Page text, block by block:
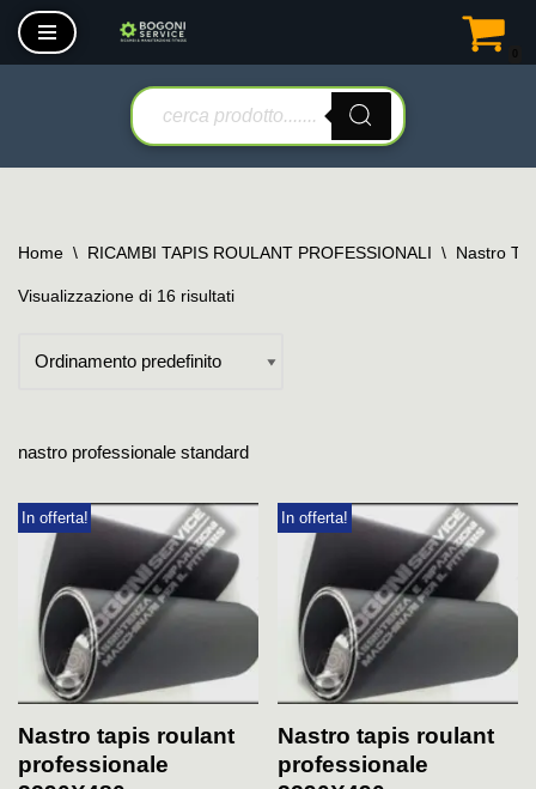
Vai
Home \ RICAMBI TAPIS ROULANT PROFESSIONALI \ Nastro
Visualizzazione di 16 risultati
nastro professionale standard
In offerta!
Nastro tapis roulant
professionale
In offerta!
Nastro tapis roulant
professionale